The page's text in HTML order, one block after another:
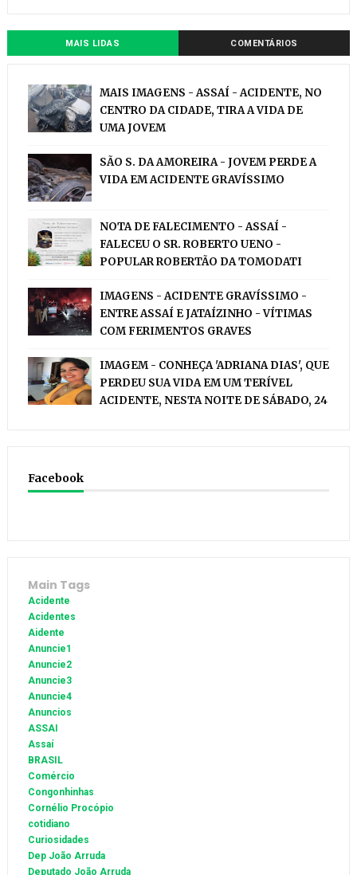
MAIS LIDAS COMENTÁRIOS
MAIS IMAGENS - ASSAÍ - ACIDENTE, NO
CENTRO DA CIDADE, TIRA A VIDA DE
UMA JOVEM
SÃO S. DA AMOREIRA - JOVEM PERDE A
VIDA EM ACIDENTE GRAVÍSSIMO
NOTA DE FALECIMENTO - ASSAÍ -
FALECEU O SR. ROBERTO UENO -
POPULAR ROBERTÃO DA TOMODATI
IMAGENS - ACIDENTE GRAVÍSSIMO -
ENTRE ASSAÍ E JATAÍZINHO - VÍTIMAS
COM FERIMENTOS GRAVES
IMAGEM - CONHEÇA 'ADRIANA DIAS', QUE
PERDEU SUA VIDA EM UM TERÍVEL
ACIDENTE, NESTA NOITE DE SÁBADO, 24
Facebook
Main Tags
Acidente
Acidentes
Aidente
Anuncie1
Anuncie2
Anuncie3
Anuncie4
Anuncios
ASSAI
Assaí
BRASIL
Comércio
Congonhinhas
Cornélio Procópio
cotidiano
Curiosidades
Dep João Arruda
Deputado João Arruda